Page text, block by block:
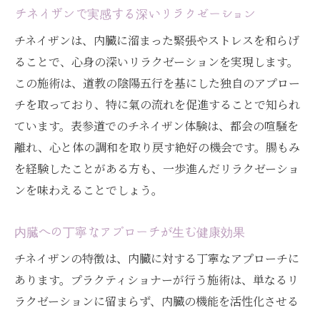
チネイザンで実感する深いリラクゼーション
チネイザンは、内臓に溜まった緊張やストレスを和らげ
ることで、心身の深いリラクゼーションを実現します。
この施術は、道教の陰陽五行を基にした独自のアプロー
チを取っており、特に氣の流れを促進することで知られ
ています。表参道でのチネイザン体験は、都会の喧騒を
離れ、心と体の調和を取り戻す絶好の機会です。腸もみ
を経験したことがある方も、一歩進んだリラクゼーショ
ンを味わえることでしょう。
内臓への丁寧なアプローチが生む健康効果
チネイザンの特徴は、内臓に対する丁寧なアプローチに
あります。プラクティショナーが行う施術は、単なるリ
ラクゼーションに留まらず、内臓の機能を活性化させる